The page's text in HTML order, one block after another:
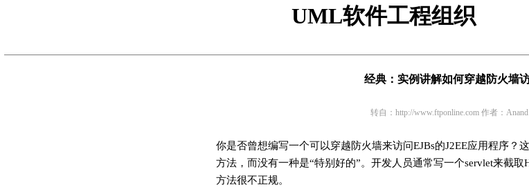
UML软件工程组织
经典：实例讲解如何穿越防火墙
转自：http://www.ftponline.com 作者：Anand
你是否曾想编写一个可以穿越防火墙来访问EJBs的J2EE应用程序？
方法，而没有一种是“特别好的”。开发人员通常写一个servlet来截取
方法很不正规。